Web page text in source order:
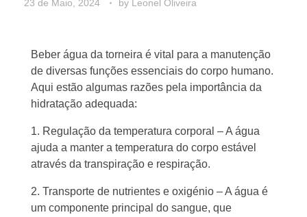
23 de Maio, 2024 by Leonel Oliveira
Beber água da torneira é vital para a manutenção
de diversas funções essenciais do corpo humano.
Aqui estão algumas razões pela importância da
hidratação adequada:
1. Regulação da temperatura corporal – A água
ajuda a manter a temperatura do corpo estável
através da transpiração e respiração.
2. Transporte de nutrientes e oxigénio – A água é
um componente principal do sangue, que